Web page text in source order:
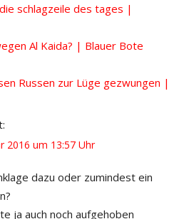
schlagzeile des tages |
Al Kaida? | Blauer Bote
Russen zur Lüge gezwungen |
2016 um 13:57 Uhr
dazu oder zumindest ein
ja auch noch aufgehoben